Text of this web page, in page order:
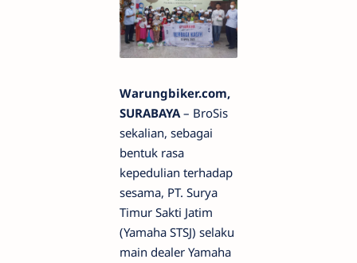
Warungbiker.com,
SURABAYA– BroSis
sekalian, sebagai
bentuk rasa
kepedulian terhadap
sesama, PT. Surya
Timur Sakti Jatim
(Yamaha STSJ) selaku
main dealer Yamaha